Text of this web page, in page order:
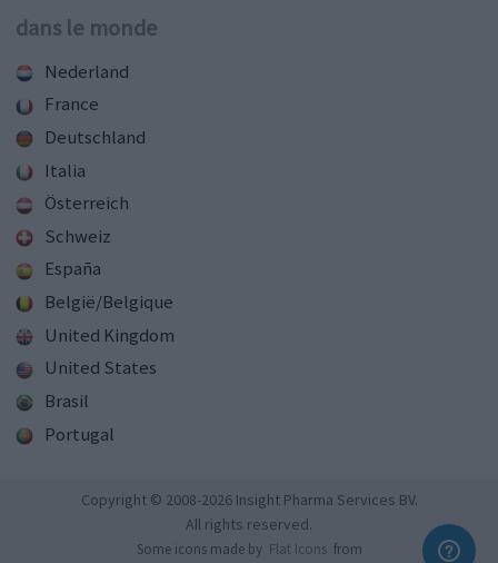
dans le monde
Nederland
France
Deutschland
Italia
Österreich
Schweiz
España
België/Belgique
United Kingdom
United States
Brasil
Portugal
Copyright © 2008-2026 Insight Pharma Services BV.
All rights reserved.
Some icons made by Flat Icons from